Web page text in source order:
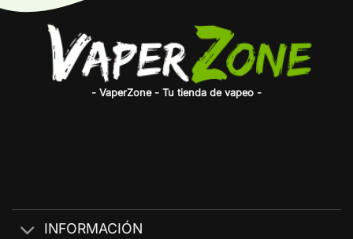
- VaperZone - Tu tienda de vapeo -
INFORMACIÓN